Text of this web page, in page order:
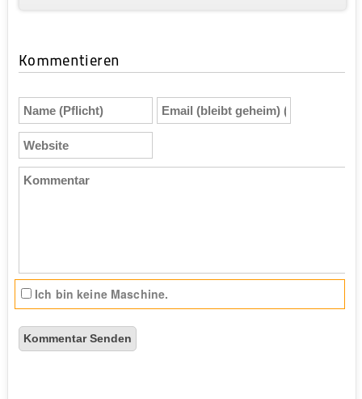
Kommentieren
Name
(Pflicht)
Email
(bleibt
Website
Kommentar
Ich bin keine Maschine.